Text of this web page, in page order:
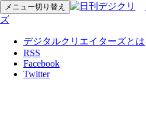
メニュー切り替え
ズ
デジタルクリエイターズとは
RSS
Facebook
Twitter